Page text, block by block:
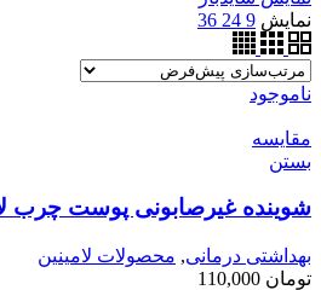
نمایش 9
24
36
ناموجود
مقایسه
بستن
شوینده غیرصابونی پوست چرب
بهداشتی درمانی, محصولات لامینین
تومان